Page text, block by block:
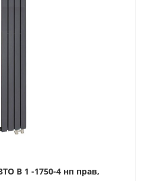
В 1 -1750-4 нп прав,